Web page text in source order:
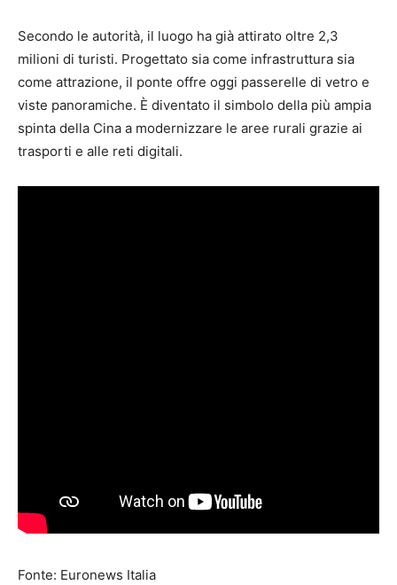
Secondo le autorità, il luogo ha già attirato oltre 2,3
milioni di turisti. Progettato sia come infrastruttura sia
come attrazione, il ponte offre oggi passerelle di vetro e
viste panoramiche. È diventato il simbolo della più ampia
spinta della Cina a modernizzare le aree rurali grazie ai
trasporti e alle reti digitali.
Fonte: Euronews Italia